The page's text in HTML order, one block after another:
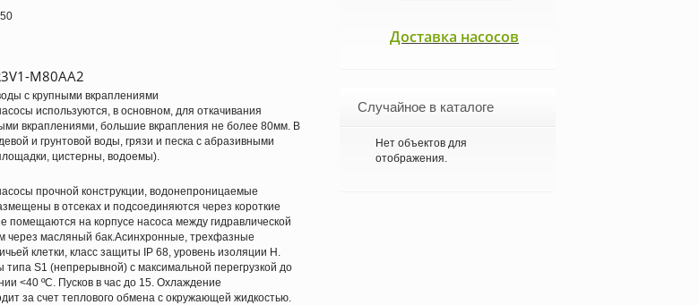
Доставка насосов
Случайное в каталоге
Нет объектов для
отображения.
M80AA2
с крупными вкраплениями
используются, в основном, для откачивания
вкраплениями, большие вкрапления не более 80мм. В
и грунтовой воды, грязи и песка с абразивными
цистерны, водоемы).
прочной конструкции, водонепроницаемые
в отсеках и подсоединяются через короткие
помещаются на корпусе насоса между гидравлической
через масляный бак.Асинхронные, трехфазные
клетки, класс защиты IP 68, уровень изоляции Н.
S1 (непрерывной) с максимальной перегрузкой до
<40 ºC. Пусков в час до 15. Охлаждение
за счет теплового обмена с окружающей жидкостью.